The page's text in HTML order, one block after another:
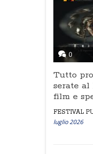
0
Tutto
serate al
film e
FESTIVAL
luglio 2026